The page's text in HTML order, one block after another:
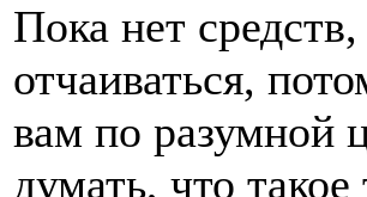
Пока нет
отчаиваться,
вам по разумной
думать, что такое